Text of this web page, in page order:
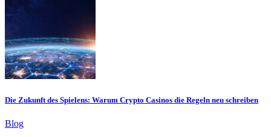
Die Zukunft des Spielens: Warum Crypto Casinos die Regeln neu schreiben
Blog